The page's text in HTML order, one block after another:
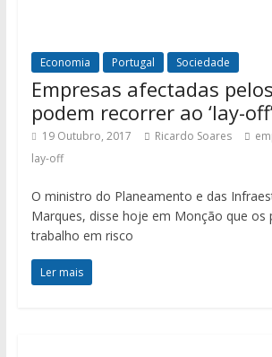
Economia Portugal Sociedade
Empresas afectadas
podem recorrer ao ‘lay-
19 Outubro, 2017 Ricardo Soares
lay-off
O ministro do Planeamento e das
Marques, disse hoje em Monção que os
trabalho em risco
Ler mais